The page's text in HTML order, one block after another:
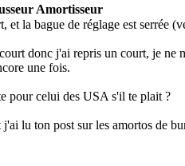
Amortisseur
et la bague de réglage est serrée
donc j'ai repris un court, je ne
une fois.
pour celui des USA s'il te plait ?
lu ton post sur les amortos de